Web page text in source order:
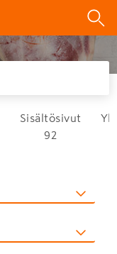
Sisältösivut
92